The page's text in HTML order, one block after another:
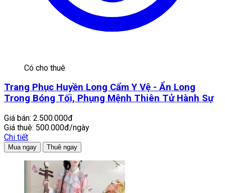
Có cho thuê
Trang Phục Huyền Long Cẩm Y Vệ - Ẩn Long
Trong Bóng Tối, Phụng Mệnh Thiên Tử Hành Sự
Giá bán: 2.500.000đ
Giá thuê: 500.000đ/ngày
Chi tiết
Mua ngay Thuê ngay